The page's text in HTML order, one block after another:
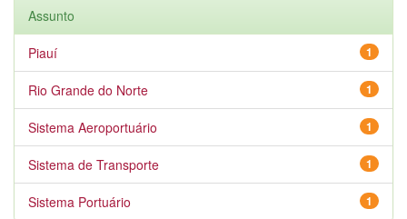
Assunto
1
Piauí
1
Rio Grande do Norte
1
Sistema Aeroportuário
1
Sistema de Transporte
1
Sistema Portuário